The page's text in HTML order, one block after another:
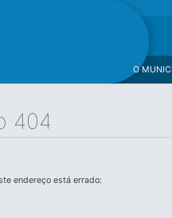
O
404
endereço está errado: